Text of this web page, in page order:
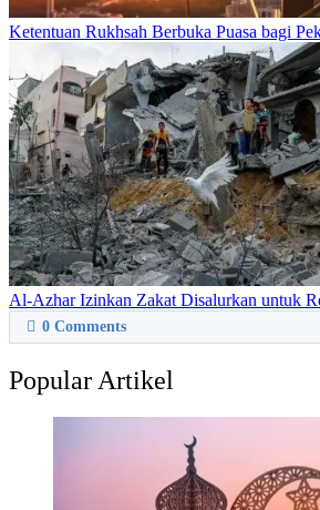
Ketentuan Rukhsah Berbuka Puasa bagi
Al-Azhar Izinkan Zakat Disalurkan untuk
0 Comments
Popular Artikel